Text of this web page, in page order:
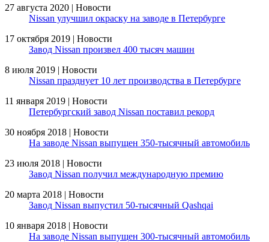
27 августа 2020 | Новости
Nissan улучшил окраску на заводе в Петербурге
17 октября 2019 | Новости
Завод Nissan произвел 400 тысяч машин
8 июля 2019 | Новости
Nissan празднует 10 лет производства в Петербурге
11 января 2019 | Новости
Петербургский завод Nissan поставил рекорд
30 ноября 2018 | Новости
На заводе Nissan выпущен 350-тысячный автомобиль
23 июля 2018 | Новости
Завод Nissan получил международную премию
20 марта 2018 | Новости
Завод Nissan выпустил 50-тысячный Qashqai
10 января 2018 | Новости
На заводе Nissan выпущен 300-тысячный автомобиль